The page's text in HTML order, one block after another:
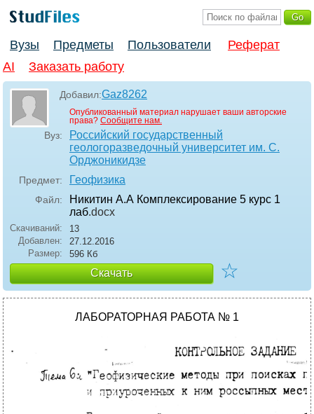
Вузы Предметы Пользователи
Реферат
AI
Заказать работу
Добавил:Gaz8262
Опубликованный материал нарушает ваши авторские
права? Сообщите нам.
Вуз:
Российский государственный
геологоразведочный университет им. С.
Орджоникидзе
Предмет: Геофизика
Файл:
Никитин А.А Комплексирование 5 курс 1
лаб.docx
Скачиваний:
13
Добавлен:
27.12.2016
Размер:
596 Кб
Скачать ☆
ЛАБОРАТОРНАЯ РАБОТА № 1